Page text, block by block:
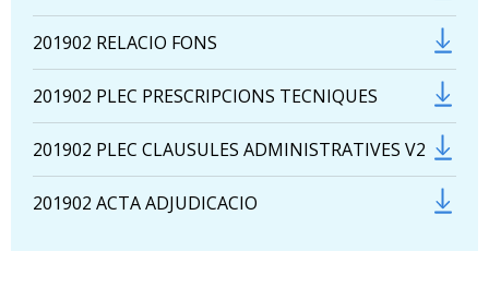
201902 RELACIO FONS
201902 PLEC PRESCRIPCIONS TECNIQUES
201902 PLEC CLAUSULES ADMINISTRATIVES V2
201902 ACTA ADJUDICACIO